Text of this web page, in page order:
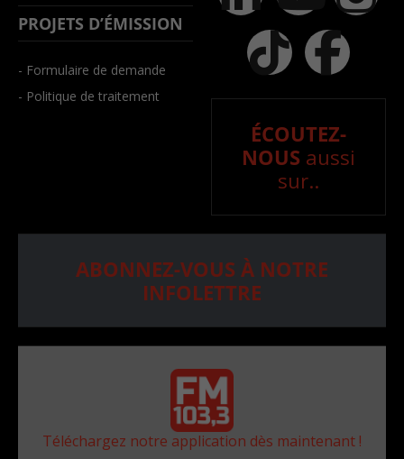
PROJETS D’ÉMISSION
- Formulaire de demande
- Politique de traitement
ÉCOUTEZ-
NOUS aussi
sur..
ABONNEZ-VOUS À NOTRE
INFOLETTRE
Téléchargez notre application dès maintenant !